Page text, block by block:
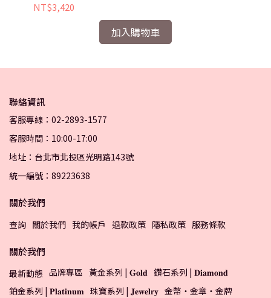
NT$3,420
加入購物車
聯絡資訊
客服專線：02-2893-1577
客服時間：10:00-17:00
地址：台北市北投區光明路143號
統一編號：89223638
關於我們
查詢 關於我們 我的帳戶 退款政策 隱私政策 服務條款
關於我們
最新動態 品牌專區 黃金系列 | 𝐆𝐨𝐥𝐝 鑽石系列 | 𝐃𝐢𝐚𝐦𝐨𝐧𝐝
鉑金系列 | 𝐏𝐥𝐚𝐭𝐢𝐧𝐮𝐦 珠寶系列 | 𝐉𝐞𝐰𝐞𝐥𝐫𝐲 金幣・金章・金牌